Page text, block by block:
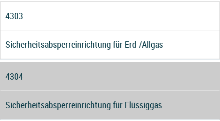
4303
Sicherheitsabsperreinrichtung für Erd-/Allgas
4304
Sicherheitsabsperreinrichtung für Flüssiggas